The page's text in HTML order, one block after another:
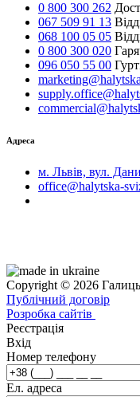
0 800 300 262
067 509 91 13
068 100 05 05
0 800 300 020
096 050 55 00
Адреса
м. Львів, вул.
office@halytska-
Copyright © 2026
Публічний договір
Розробка сайтів
Реєстрація
Вхід
Номер телефону
Ел. адреса